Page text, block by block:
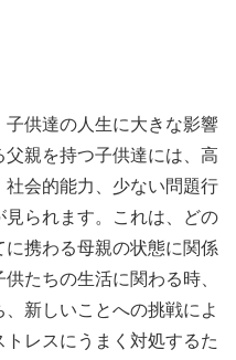
供達の人生に大きな影響
親を持つ子供達には、高
会的能力、少ない問題行
られます。これは、どの
携わる母親の状態に関係
たちの生活に関わる時、
新しいことへの挑戦によ
レスにうまく対処するた